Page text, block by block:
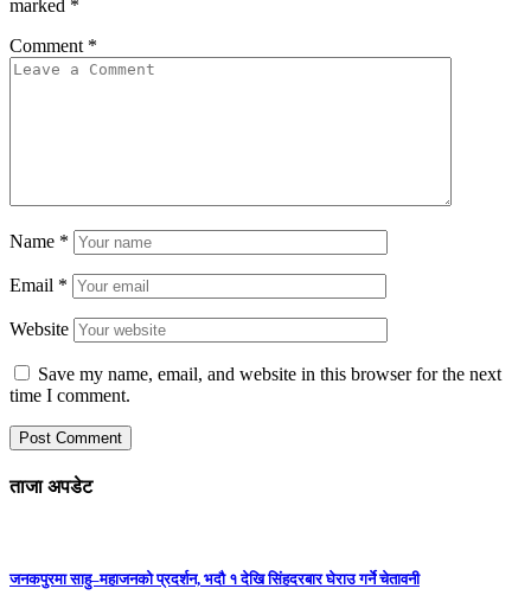
marked *
Comment *
Name *
Email *
Website
Save my name, email, and website in this browser for the next
time I comment.
ताजा अपडेट
जनकपुरमा साहु–महाजनको प्रदर्शन, भदौ १ देखि सिंहदरबार घेराउ गर्ने चेतावनी